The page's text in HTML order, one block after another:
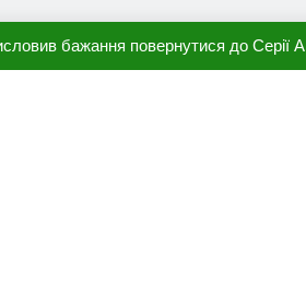
бажання повернутися до Серії А